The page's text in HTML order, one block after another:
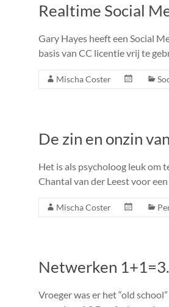
Realtime Social
Gary Hayes heeft een Social
basis van CC licentie vrij te
Mischa Coster
De zin en onzin
Het is als psycholoog leuk om
Chantal van der Leest voor
Mischa Coster
Netwerken
Vroeger was er het “old